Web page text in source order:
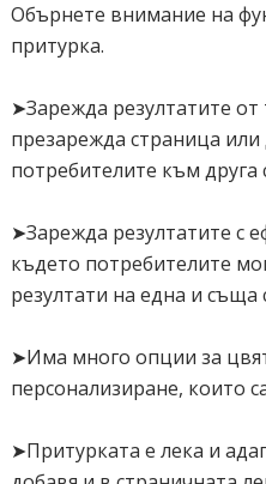
Обърнете внимание на
притурка.
➤Зарежда резултатите от
презарежда страница или
потребителите към друга
➤Зарежда резултатите с
където потребителите
резултати на една и съща
➤Има много опции за
персонализиране, които
➤Притурката е лека и